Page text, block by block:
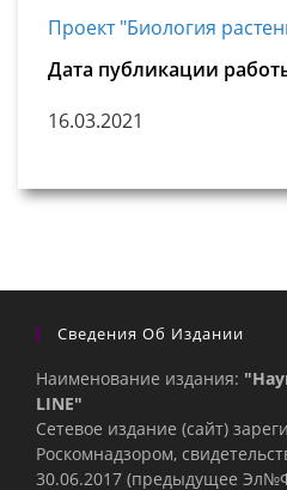
Проект "Биология
Дата публикации
16.03.2021
Сведения Об Издании
Наименование издания:
LINE"
Сетевое издание (сайт)
Роскомнадзором,
30.06.2017 (предыдущее